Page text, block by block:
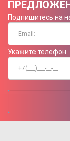
Подпишитесь на
Укажите телефон